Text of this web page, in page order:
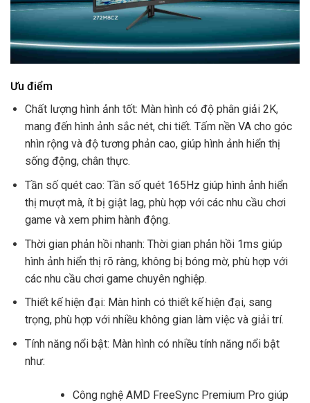
Ưu điểm
Chất lượng hình ảnh tốt: Màn hình có độ phân giải 2K,
mang đến hình ảnh sắc nét, chi tiết. Tấm nền VA cho góc
nhìn rộng và độ tương phản cao, giúp hình ảnh hiển thị
sống động, chân thực.
Tần số quét cao: Tần số quét 165Hz giúp hình ảnh hiển
thị mượt mà, ít bị giật lag, phù hợp với các nhu cầu chơi
game và xem phim hành động.
Thời gian phản hồi nhanh: Thời gian phản hồi 1ms giúp
hình ảnh hiển thị rõ ràng, không bị bóng mờ, phù hợp với
các nhu cầu chơi game chuyên nghiệp.
Thiết kế hiện đại: Màn hình có thiết kế hiện đại, sang
trọng, phù hợp với nhiều không gian làm việc và giải trí.
Tính năng nổi bật: Màn hình có nhiều tính năng nổi bật
như:
Công nghệ AMD FreeSync Premium Pro giúp